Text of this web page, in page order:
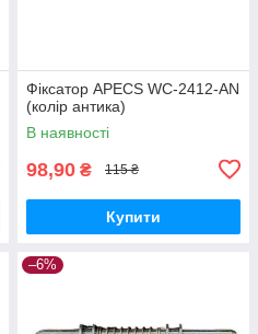
Фіксатор APECS WC-2412-AN
(колір антика)
В наявності
98,90 ₴ 115 ₴
Купити
–6%